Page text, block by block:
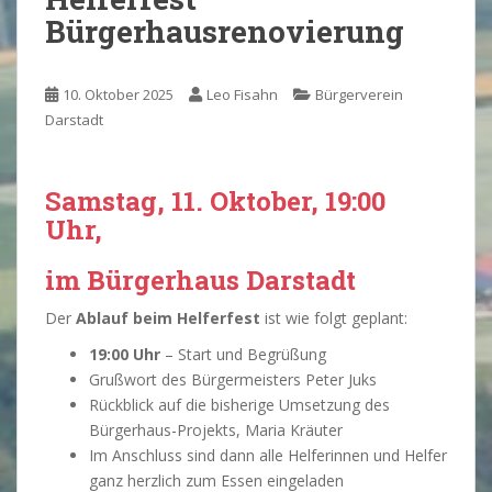
Bürgerhausrenovierung
10. Oktober 2025 Leo Fisahn
Bürgerverein
Darstadt
Samstag, 11. Oktober, 19:00
Uhr,
im Bürgerhaus Darstadt
Der Ablauf beim Helferfest ist wie folgt geplant:
19:00 Uhr – Start und Begrüßung
Grußwort des Bürgermeisters Peter Juks
Rückblick auf die bisherige Umsetzung des
Bürgerhaus-Projekts, Maria Kräuter
Im Anschluss sind dann alle Helferinnen und Helfer
ganz herzlich zum Essen eingeladen